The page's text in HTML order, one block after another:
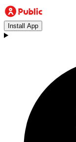
Install App